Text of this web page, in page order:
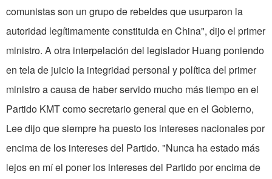
comunistas son un grupo de rebeldes que usurparon la
autoridad legítimamente constituida en China", dijo el primer
ministro. A otra interpelación del legislador Huang poniendo
en tela de juicio la integridad personal y política del primer
ministro a causa de haber servido mucho más tiempo en el
Partido KMT como secretario general que en el Gobierno,
Lee dijo que siempre ha puesto los intereses nacionales por
encima de los intereses del Partido. "Nunca ha estado más
lejos en mí el poner los intereses del Partido por encima de